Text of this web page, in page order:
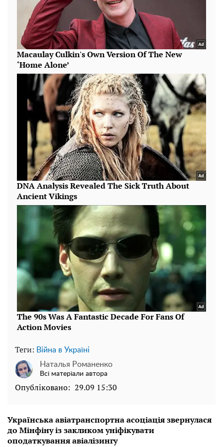
Теги: Війна в Україні
Наталья Романенко
Всі матеріали автора
Опубліковано: 29.09 15:30
Українська авіатранспортна асоціація звернулася
до Мінфіну із закликом уніфікувати
оподаткування авіалізингу